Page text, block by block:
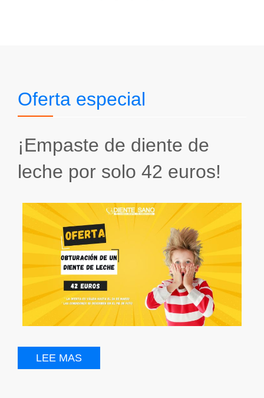
Oferta especial
¡Empaste de diente de
leche por solo 42 euros!
LEE MAS